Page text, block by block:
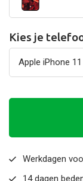
Kies je
Werkdagen
14 dagen